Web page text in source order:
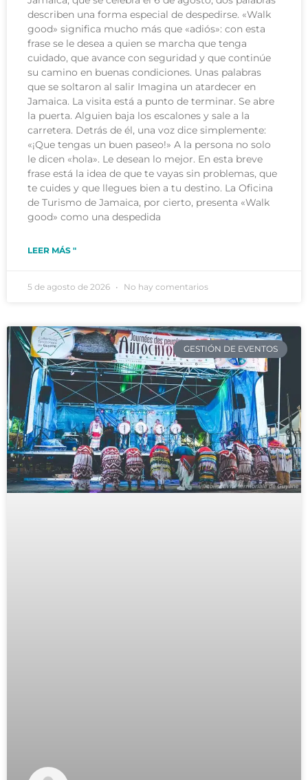
describen una forma especial de despedirse. «Walk
good» significa mucho más que «adiós»: con esta
frase se le desea a quien se marcha que tenga
cuidado, que avance con seguridad y que continúe
su camino en buenas condiciones. Unas palabras
que se soltaron al salir Imagina un atardecer en
Jamaica. La visita está a punto de terminar. Se abre
la puerta. Alguien baja los escalones y sale a la
carretera. Detrás de él, una voz dice simplemente:
«¡Que tengas un buen paseo!» A la persona no solo
le dicen «hola». Le desean lo mejor. En esta breve
frase está la idea de que te vayas sin problemas, que
te cuides y que llegues bien a tu destino. La Oficina
de Turismo de Jamaica, por cierto, presenta «Walk
good» como una despedida
LEER MÁS "
5 de agosto de 2026 No hay comentarios
GESTIÓN DE EVENTOS